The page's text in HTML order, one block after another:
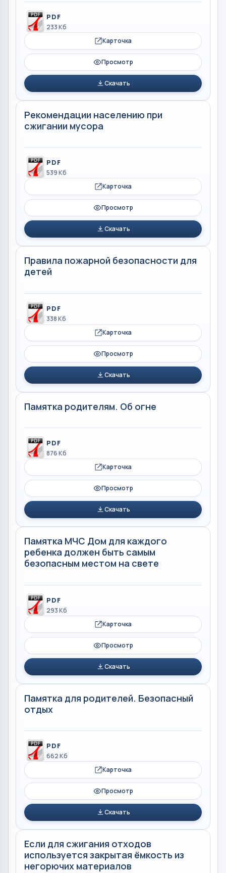
PDF
233 Кб
Карточка
Просмотр
Скачать
Рекомендации населению при
сжигании мусора
PDF
539 Кб
Карточка
Просмотр
Скачать
Правила пожарной безопасности для
детей
PDF
338 Кб
Карточка
Просмотр
Скачать
Памятка родителям. Об огне
PDF
876 Кб
Карточка
Просмотр
Скачать
Памятка МЧС Дом для каждого
ребенка должен быть самым
безопасным местом на свете
PDF
293 Кб
Карточка
Просмотр
Скачать
Памятка для родителей. Безопасный
отдых
PDF
662 Кб
Карточка
Просмотр
Скачать
Если для сжигания отходов
используется закрытая ёмкость из
негорючих материалов